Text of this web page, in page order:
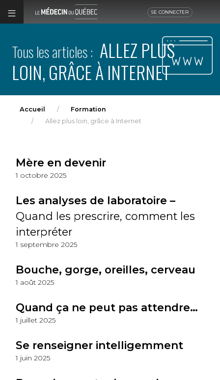
SE CONNECTER
Tous les articles : ALLEZ PLUS
LOIN, GRÂCE À INTERNET
Accueil
Formation
Allez plus loin, grâce à Internet
Mère en devenir
1 octobre 2025
Les analyses de laboratoire –
Quand les prescrire, comment les
interpréter
1 septembre 2025
Bouche, gorge, oreilles, cerveau
1 août 2025
Quand ça ne peut pas attendre…
1 juillet 2025
Se renseigner intelligemment
1 juin 2025